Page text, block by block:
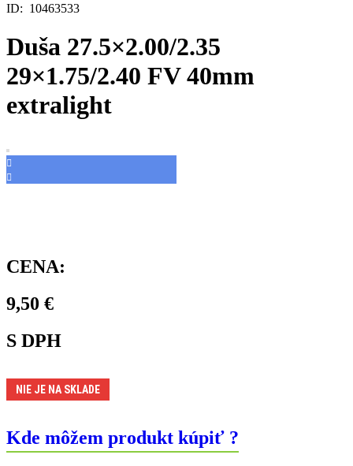
ID: 10463533
Duša 27.5×2.00/2.35
29×1.75/2.40 FV 40mm
extralight
CENA:
9,50 €
S DPH
NIE JE NA SKLADE
Kde môžem produkt kúpiť ?